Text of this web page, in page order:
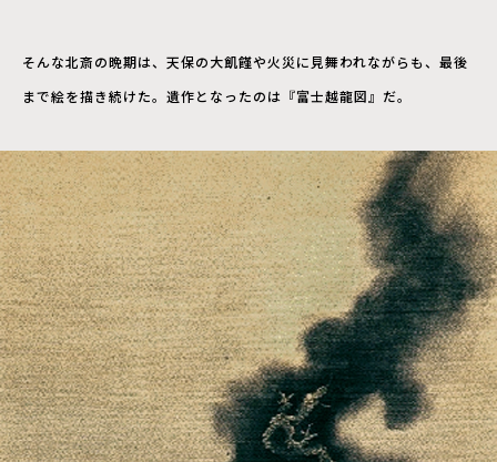
そんな北斎の晩期は、天保の大飢饉や火災に見舞われながらも、最後
まで絵を描き続けた。遺作となったのは『富士越龍図』だ。